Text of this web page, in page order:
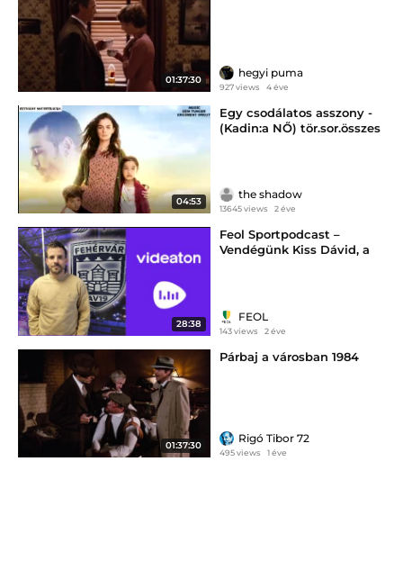
01:37:30
hegyi puma
927 views 4 éve
04:53
Egy csodálatos asszony -
(Kadin:a NŐ) tör.sor.összes
the shadow
13645 views 2 éve
28:38
Feol Sportpodcast –
Vendégünk Kiss Dávid, a
FEOL
143 views 2 éve
01:37:30
Párbaj a városban 1984
Rigó Tibor 72
495 views 1 éve